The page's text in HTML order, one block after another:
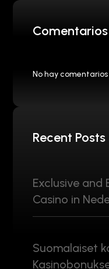
No hay
Recent Posts
Exclusive and
Casino in
Suomalaiset